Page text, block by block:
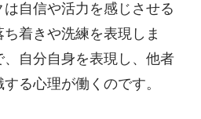
自信や活力を感じさせる
着きや洗練を表現しま
自分自身を表現し、他者
る心理が働くのです。